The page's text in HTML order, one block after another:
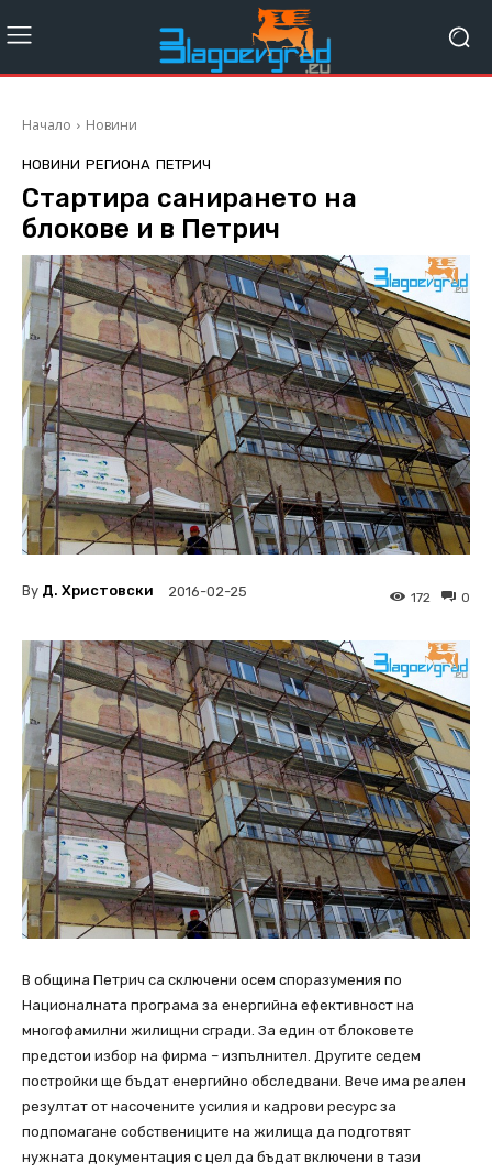
Начало Новини
НОВИНИ РЕГИОНА ПЕТРИЧ
Стартира санирането на
блокове и в Петрич
By Д. Христовски 2016-02-25 0
172
В община Петрич са сключени осем споразумения по
Националната програма за енергийна ефективност на
многофамилни жилищни сгради. За един от блоковете
предстои избор на фирма – изпълнител. Другите седем
постройки ще бъдат енергийно обследвани. Вече има реален
резултат от насочените усилия и кадрови ресурс за
подпомагане собствениците на жилища да подготвят
нужната документация с цел да бъдат включени в тази